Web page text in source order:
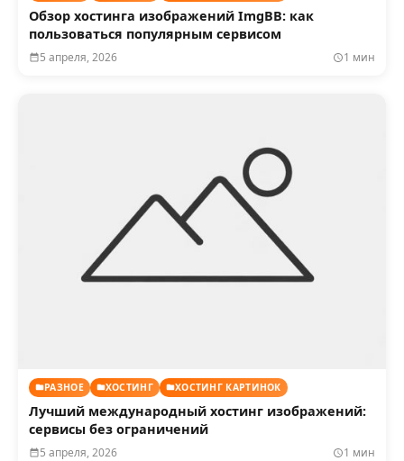
Обзор хостинга изображений ImgBB: как
пользоваться популярным сервисом
5 апреля, 2026 1 мин
РАЗНОЕ ХОСТИНГ ХОСТИНГ КАРТИНОК
Лучший международный хостинг изображений:
сервисы без ограничений
5 апреля, 2026 1 мин